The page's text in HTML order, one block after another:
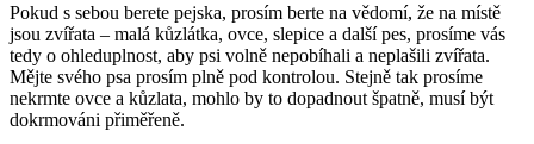
Pokud s sebou berete pejska, prosím berte na vědomí, že na místě
jsou zvířata – malá kůzlátka, ovce, slepice a další pes, prosíme vás
tedy o ohleduplnost, aby psi volně nepobíhali a neplašili zvířata.
Mějte svého psa prosím plně pod kontrolou. Stejně tak prosíme
nekrmte ovce a kůzlata, mohlo by to dopadnout špatně, musí být
dokrmováni přiměřeně.